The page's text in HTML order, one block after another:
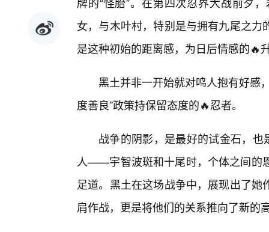
女，与木叶村，特别是与拥有九尾之
是这种初始的距离感，为日后情感的🔥
黑土并非一开始就对鸣人抱有好感
度善良”政策持保留态度的🔥忍者。
战争的阴影，是最好的试金石，
人——宇智波斑和十尾时，个体之间的
足道。黑土在这场战争中，展现出了
肩作战，更是将他们的关系推向了新的